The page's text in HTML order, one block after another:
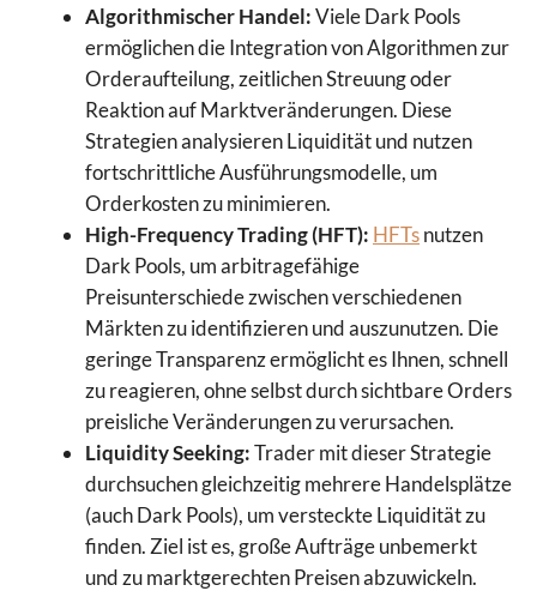
Algorithmischer Handel:Viele Dark Pools
ermöglichen die Integration von Algorithmen zur
Orderaufteilung, zeitlichen Streuung oder
Reaktion auf Marktveränderungen. Diese
Strategien analysieren Liquidität und nutzen
fortschrittliche Ausführungsmodelle, um
Orderkosten zu minimieren.
High-Frequency Trading (HFT): HFTsnutzen
Dark Pools, um arbitragefähige
Preisunterschiede zwischen verschiedenen
Märkten zu identifizieren und auszunutzen. Die
geringe Transparenz ermöglicht es Ihnen, schnell
zu reagieren, ohne selbst durch sichtbare Orders
preisliche Veränderungen zu verursachen.
Liquidity Seeking:Trader mit dieser Strategie
durchsuchen gleichzeitig mehrere Handelsplätze
(auch Dark Pools), um versteckte Liquidität zu
finden. Ziel ist es, große Aufträge unbemerkt
und zu marktgerechten Preisen abzuwickeln.